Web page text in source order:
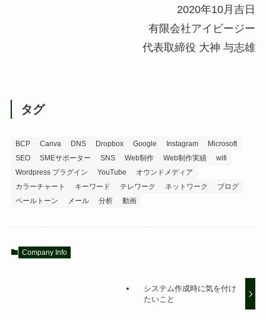
2020年10月吉日
有限会社アイビージー
代表取締役 大神 与志雄
タグ
BCP Canva DNS Dropbox Google Instagram
Microsoft
SEO
SMEサポーター SNS Web制作 Web制作実績
wifi
Wordpress プラグイン
YouTube
オウンドメディア
カラーチャート
キーワード テレワーク ネットワーク
ブログ
ペールトーン
メール 分析 動画
Company Info
システム作成時に気を付け
たいこと